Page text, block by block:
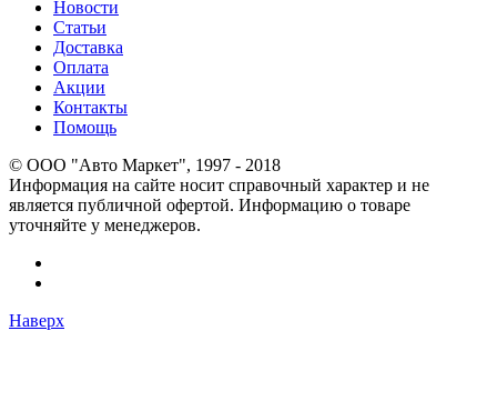
Новости
Статьи
Доставка
Оплата
Акции
Контакты
Помощь
© OOO "Авто Маркет", 1997 - 2018
Информация на сайте носит справочный характер и не
является публичной офертой. Информацию о товаре
уточняйте у менеджеров.
Наверх